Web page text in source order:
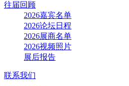
往届回顾
2026嘉宾名单
2026论坛日程
2026展商名单
2026视频照片
展后报告
联系我们